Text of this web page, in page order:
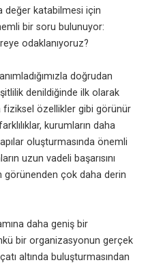
değer katabilmesi için
bir soru bulunuyor:
odaklanıyoruz?
doğrudan
denildiğinde ilk olarak
özellikler gibi görünür
kurumların daha
oluşturmasında önemli
uzun vadeli başarısını
görünenden çok daha derin
daha geniş bir
bir organizasyonun gerçek
altında buluşturmasından